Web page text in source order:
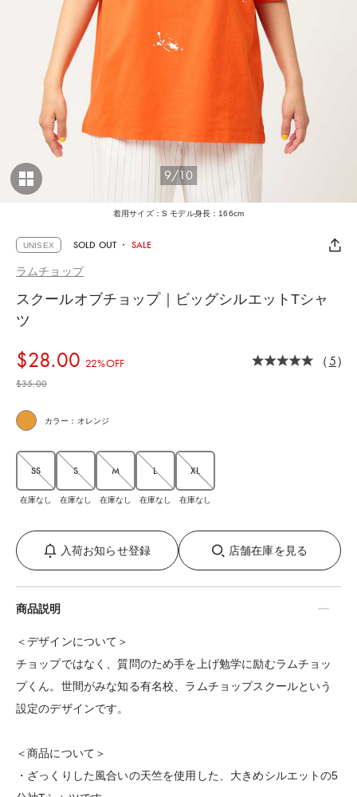
着用サイズ：S モデル身長：166cm
9/10
UNISEX SOLD OUT ・ SALE
ラムチョップ
スクールオブチョップ｜ビッグシルエットTシャ
ツ
$‌28.00 22%OFF （5）
$‌35.00
カラー：オレンジ
SS
在庫なし
S
在庫なし
M
在庫なし
L
在庫なし
XL
在庫なし
入荷お知らせ登録 店舗在庫を見る
商品説明
＜デザインについて＞
チョップではなく、質問のため手を上げ勉学に励むラムチョッ
プくん。世間がみな知る有名校、ラムチョップスクールという
設定のデザインです。
＜商品について＞
・ざっくりした風合いの天竺を使用した、大きめシルエットの5